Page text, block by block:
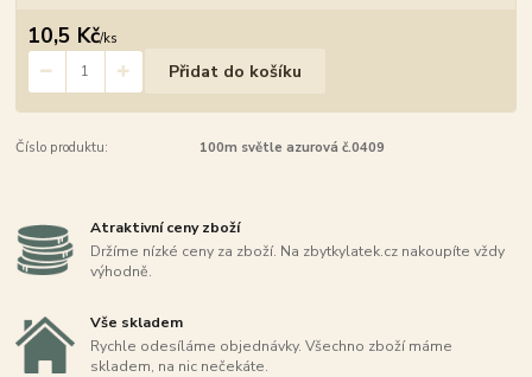
10,5 Kč/ks
Přidat do košíku
Číslo produktu: 100m světle azurová č.0409
Atraktivní ceny zboží
Držíme nízké ceny za zboží. Na zbytkylatek.cz nakoupíte vždy
výhodně.
Vše skladem
Rychle odesíláme objednávky. Všechno zboží máme
skladem, na nic nečekáte.